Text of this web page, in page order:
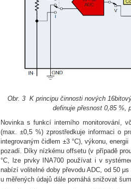
Obr. 3 K principu činnosti nových
definuje přesnost 0,85 %,
Novinka s funkcí interního monitorování,
(max. ±0,5 %) zprostředkuje informaci o
integrovaným čidlem ±3 °C), výkonu,
pozadí. Díky nízkému offsetu (v případě
°C, lze prvky INA700 používat i v
nabízí volitelné doby převodu ADC, od 50
u měřených údajů dále pomáhá snižovat